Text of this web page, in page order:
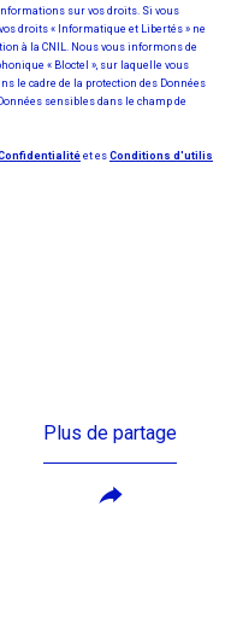
sur vos droits. Si vous
droits « Informatique et Libertés » ne
à la CNIL. Nous vous informons de
« Bloctel », sur laquelle vous
le cadre de la protection des Données
sensibles dans le champ de
et es Conditions d'utilis
Plus de partage